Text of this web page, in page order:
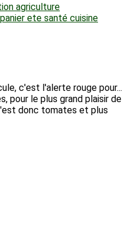
agriculture
panier ete santé cuisine
c'est l'alerte rouge pour...
pour le plus grand plaisir de
donc tomates et plus